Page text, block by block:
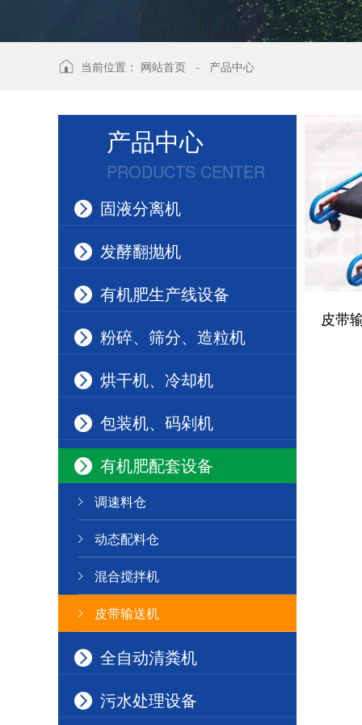
当前位置： 网站首页 - 产品中心
产品中心
PRODUCTS CENTER
固液分离机
发酵翻抛机
有机肥生产线设备
粉碎、筛分、造粒机
烘干机、冷却机
包装机、码剁机
有机肥配套设备
调速料仓
动态配料仓
混合搅拌机
皮带输送机
全自动清粪机
污水处理设备
皮带